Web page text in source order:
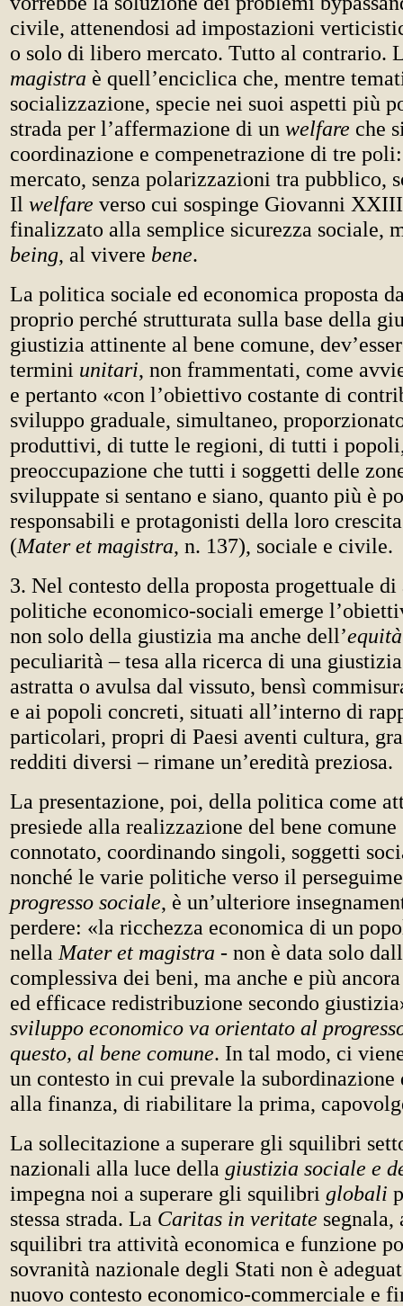
civile, attenendosi ad impostazioni
o solo di libero mercato. Tutto al contrario.
magistra è quell’enciclica che, mentre
socializzazione, specie nei suoi aspetti più
strada per l’affermazione di un welfare che
coordinazione e compenetrazione di tre
mercato, senza polarizzazioni tra pubblico,
Il welfare verso cui sospinge Giovanni
finalizzato alla semplice sicurezza sociale,
being, al vivere bene.
La politica sociale ed economica proposta
proprio perché strutturata sulla base della
giustizia attinente al bene comune,
termini unitari, non frammentati, come
e pertanto «con l’obiettivo costante di
sviluppo graduale, simultaneo,
produttivi, di tutte le regioni, di tutti i
preoccupazione che tutti i soggetti delle
sviluppate si sentano e siano, quanto più è
responsabili e protagonisti della loro
(Mater et magistra, n. 137), sociale e civile.
3. Nel contesto della proposta progettuale di
politiche economico-sociali emerge
non solo della giustizia ma anche dell’equità
peculiarità – tesa alla ricerca di una
astratta o avulsa dal vissuto, bensì
e ai popoli concreti, situati all’interno di
particolari, propri di Paesi aventi cultura,
redditi diversi – rimane un’eredità preziosa.
La presentazione, poi, della politica come
presiede alla realizzazione del bene
connotato, coordinando singoli, soggetti
nonché le varie politiche verso il
progresso sociale, è un’ulteriore
perdere: «la ricchezza economica di un
nella Mater et magistra - non è data solo
complessiva dei beni, ma anche e più
ed efficace redistribuzione secondo
sviluppo economico va orientato al
questo, al bene comune. In tal modo, ci
un contesto in cui prevale la
alla finanza, di riabilitare la prima,
La sollecitazione a superare gli squilibri
nazionali alla luce della giustizia sociale e
impegna noi a superare gli squilibri globali
stessa strada. La Caritas in veritate segnala,
squilibri tra attività economica e funzione
sovranità nazionale degli Stati non è
nuovo contesto economico-commerciale e